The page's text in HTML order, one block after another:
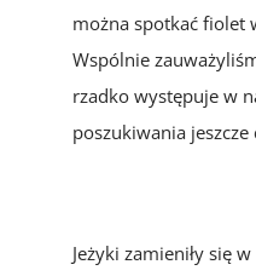
można spotkać fiolet
Wspólnie
rzadko występuje w
poszukiwania jeszcze
Jeżyki zamieniły się